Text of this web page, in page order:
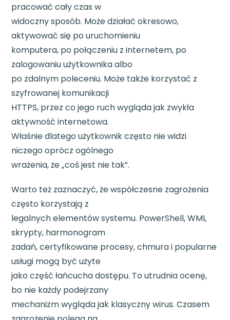
pracować cały czas w
widoczny sposób. Może działać okresowo,
aktywować się po uruchomieniu
komputera, po połączeniu z internetem, po
zalogowaniu użytkownika albo
po zdalnym poleceniu. Może także korzystać z
szyfrowanej komunikacji
HTTPS, przez co jego ruch wygląda jak zwykła
aktywność internetowa.
Właśnie dlatego użytkownik często nie widzi
niczego oprócz ogólnego
wrażenia, że „coś jest nie tak”.
Warto też zaznaczyć, że współczesne zagrożenia
często korzystają z
legalnych elementów systemu. PowerShell, WMI,
skrypty, harmonogram
zadań, certyfikowane procesy, chmura i popularne
usługi mogą być użyte
jako część łańcucha dostępu. To utrudnia ocenę,
bo nie każdy podejrzany
mechanizm wygląda jak klasyczny wirus. Czasem